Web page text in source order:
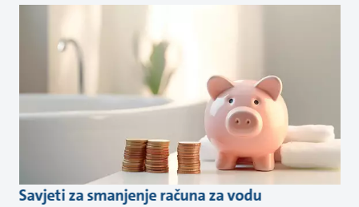
Savjeti za smanjenje računa za vodu